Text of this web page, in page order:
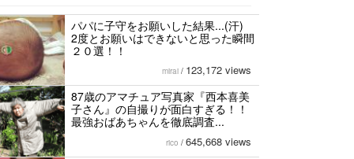
パパに子守をお願いした結果...(汗)
2度とお願いはできないと思った瞬間
２０選！！
mirai / 123,172 views
87歳のアマチュア写真家『西本喜美
子さん』の自撮りが面白すぎる！！
最強おばあちゃんを徹底調査...
rico / 645,668 views